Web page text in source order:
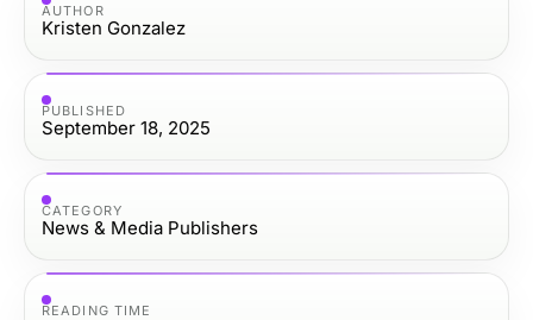
AUTHOR
Kristen Gonzalez
PUBLISHED
September 18, 2025
CATEGORY
News & Media Publishers
READING TIME